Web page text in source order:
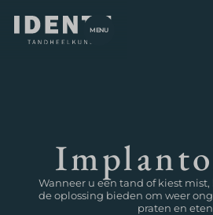
MENU
Wanneer u een tand of kiest
de oplossing bieden om weer
praten en